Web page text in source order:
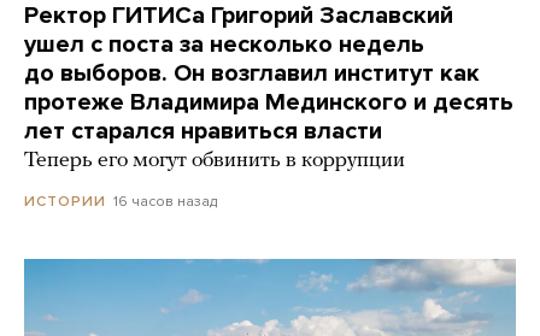
Ректор ГИТИСа Григорий Заславский
ушел с поста за несколько недель
до выборов. Он возглавил институт как
протеже Владимира Мединского и десять
лет старался нравиться власти
Теперь его могут обвинить в коррупции
ИСТОРИИ 16 часов назад